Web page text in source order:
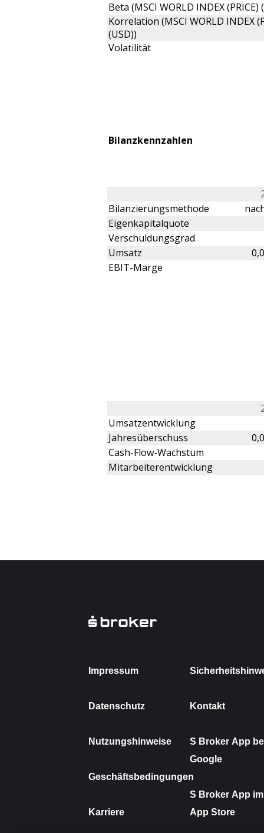
Beta (MSCI WORLD INDEX (PRICE)
Korrelation (MSCI WORLD INDEX
(USD))
Volatilität
Bilanzkennzahlen
Bilanzierungsmethode
Eigenkapitalquote
Verschuldungsgrad
Umsatz
EBIT-Marge
Umsatzentwicklung
Jahresüberschuss
Cash-Flow-Wachstum
Mitarbeiterentwicklung